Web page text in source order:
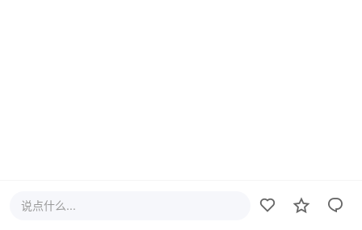
说点什么...